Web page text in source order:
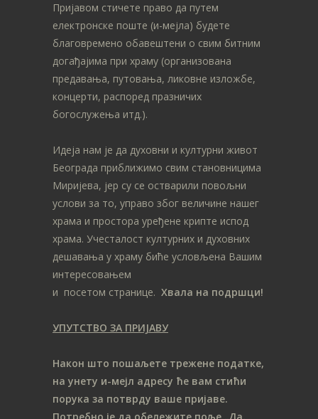
Пријавом стичете право да путем
електронске поште (и-мејла) будете
благовремено обавештени о свим битним
догађајима при храму (организована
предавања, путовања, ликовне изложбе,
концерти, распоред празничих
богослужења итд.).
Идеја нам је да духовни и културни живот
Београда приближимо свим становницима
Миријева, јер су се остварили повољни
услови за то, управо због величине нашег
храма и простора уређене крипте испод
храма. Учесталост културних и духовних
дешавања у храму биће условљена Вашим
интересовањем
и посетом странице. Хвала на подршци!
УПУТСТВО ЗА ПРИЈАВУ
Након што пошаљете трежене податке,
на унету и-мејл адресу ће вам стићи
порука за потврду ваше пријаве.